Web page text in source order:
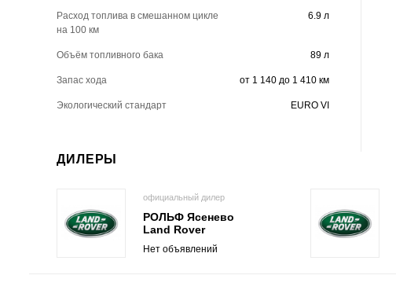
Расход топлива в смешанном цикле
на 100 км
6.9 л
Объём топливного бака 89 л
Запас хода от 1 140 до 1 410 км
Экологический стандарт EURO VI
ДИЛЕРЫ
официальный дилер
РОЛЬФ Ясенево
Land Rover
Нет объявлений